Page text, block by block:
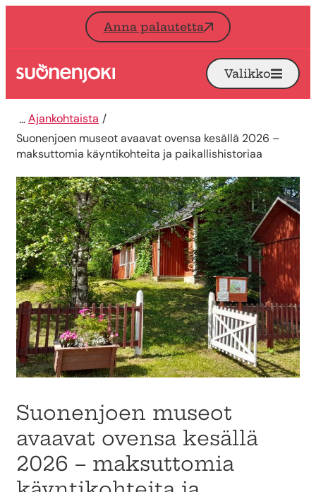
Siirry sisältöön
Anna palautetta
Etusivu Avaa
Valikko
Ajankohtaista
Suonenjoen museot avaavat ovensa kesällä 2026 –
maksuttomia käyntikohteita ja paikallishistoriaa
Suonenjoen museot
avaavat ovensa kesällä
2026 – maksuttomia